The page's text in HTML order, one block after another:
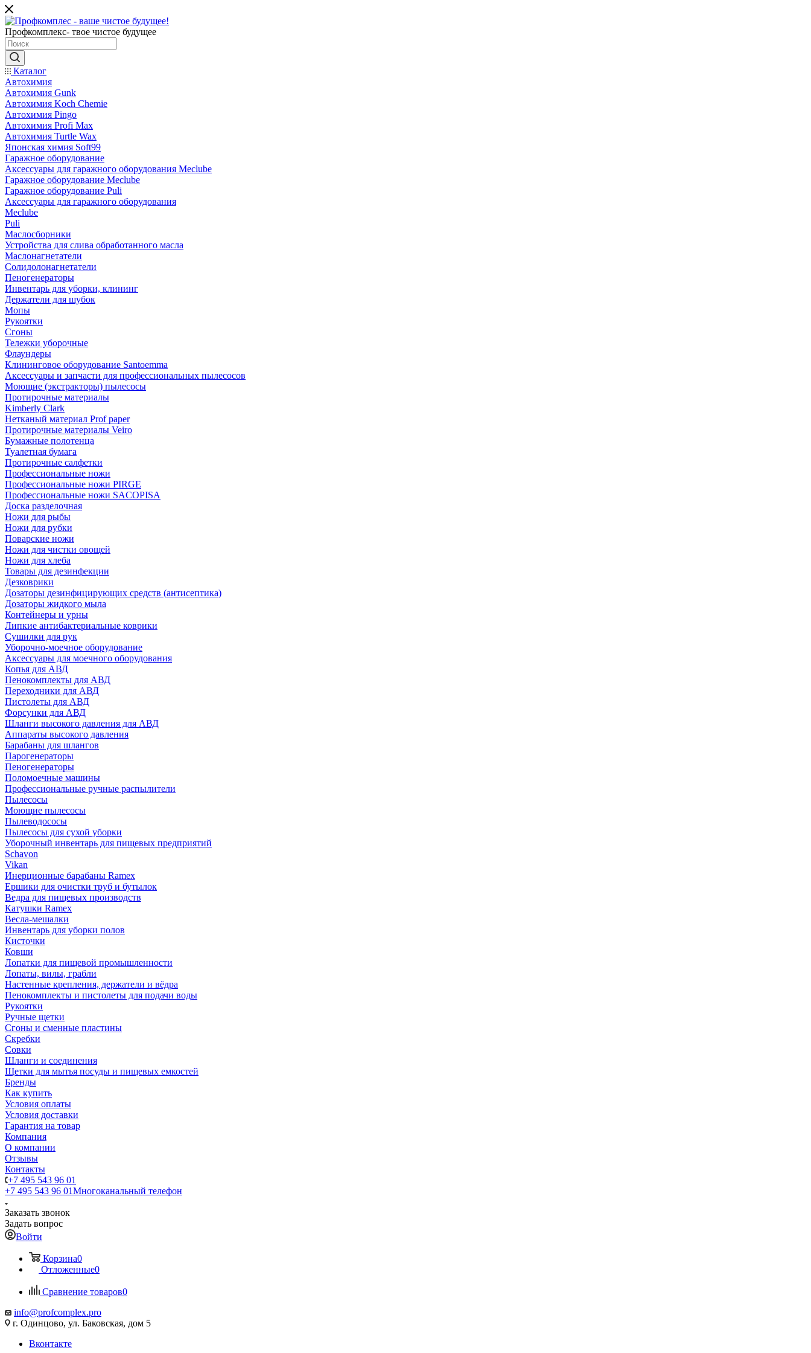
Профкомплекс- твое чистое будущее
Каталог
Автохимия
Автохимия Gunk
Автохимия Koch Chemie
Автохимия Pingo
Автохимия Profi Max
Автохимия Turtle Wax
Японская химия Soft99
Гаражное оборудование
Аксессуары для гаражного оборудования Meclube
Гаражное оборудование Meclube
Гаражное оборудование Puli
Аксессуары для гаражного оборудования
Meclube
Puli
Маслосборники
Устройства для слива обработанного масла
Маслонагнетатели
Солидолонагнетатели
Пеногенераторы
Инвентарь для уборки, клининг
Держатели для шубок
Мопы
Рукоятки
Сгоны
Тележки уборочные
Флаундеры
Клининговое оборудование Santoemma
Аксессуары и запчасти для профессиональных пылесосов
Моющие (экстракторы) пылесосы
Протирочные материалы
Kimberly Clark
Нетканый материал Prof paper
Протирочные материалы Veiro
Бумажные полотенца
Туалетная бумага
Протирочные салфетки
Профессиональные ножи
Профессиональные ножи PIRGE
Профессиональные ножи SACOPISA
Доска разделочная
Ножи для рыбы
Ножи для рубки
Поварские ножи
Ножи для чистки овощей
Ножи для хлеба
Товары для дезинфекции
Дезковрики
Дозаторы дезинфицирующих средств (антисептика)
Дозаторы жидкого мыла
Контейнеры и урны
Липкие антибактериальные коврики
Сушилки для рук
Уборочно-моечное оборудование
Аксессуары для моечного оборудования
Копья для АВД
Пенокомплекты для АВД
Переходники для АВД
Пистолеты для АВД
Форсунки для АВД
Шланги высокого давления для АВД
Аппараты высокого давления
Барабаны для шлангов
Парогенераторы
Пеногенераторы
Поломоечные машины
Профессиональные ручные распылители
Пылесосы
Моющие пылесосы
Пылеводососы
Пылесосы для сухой уборки
Уборочный инвентарь для пищевых предприятий
Schavon
Vikan
Инерционные барабаны Ramex
Ершики для очистки труб и бутылок
Ведра для пищевых производств
Катушки Ramex
Весла-мешалки
Инвентарь для уборки полов
Кисточки
Ковши
Лопатки для пищевой промышленности
Лопаты, вилы, грабли
Настенные крепления, держатели и вёдра
Пенокомплекты и пистолеты для подачи воды
Рукоятки
Ручные щетки
Сгоны и сменные пластины
Скребки
Совки
Шланги и соединения
Щетки для мытья посуды и пищевых емкостей
Бренды
Как купить
Условия оплаты
Условия доставки
Гарантия на товар
Компания
О компании
Отзывы
Контакты
+7 495 543 96 01
+7 495 543 96 01Многоканальный телефон
Заказать звонок
Задать вопрос
Войти
Корзина0
Отложенные0
Сравнение товаров0
info@profcomplex.pro
г. Одинцово, ул. Баковская, дом 5
Вконтакте